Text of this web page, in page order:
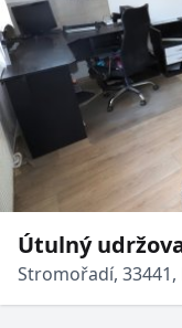
Útulný
cihlové
Stromořadí, 33441,